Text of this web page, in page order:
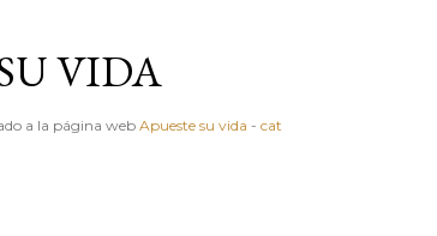
VIDA
a la página web Apueste su vida - cat